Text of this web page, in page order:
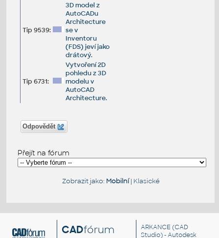
Tip 9539:
3D model z
AutoCADu
Architecture
se v
Inventoru
(FDS) jeví jako
drátový.
Tip 6731:
Vytvoření 2D
pohledu z 3D
modelu v
AutoCAD
Architecture.
Odpovědět
Přejít na fórum
Zobrazit jako: Mobilní| Klasické
CADfórum ARKANCE (CAD
Studio) - Autodesk